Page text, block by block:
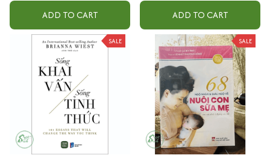
ADD TO CART
+ Tự Tôn
ADD TO CART
SALE SALE